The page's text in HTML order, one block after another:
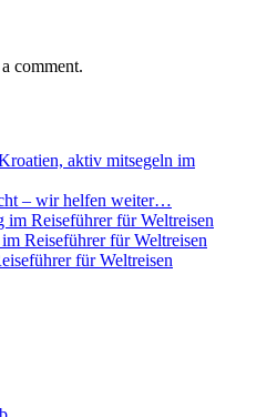
comment.
aktiv mitsegeln im
– wir helfen weiter…
im Reiseführer für Weltreisen
Reiseführer für Weltreisen
für Weltreisen